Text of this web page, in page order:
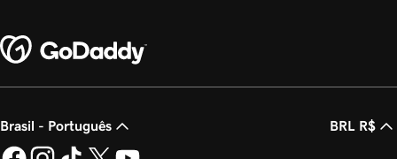
Brasil - Português BRL R$